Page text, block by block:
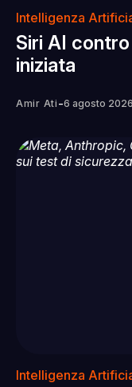
Intelligenza
Siri AI
iniziata
Amir Ati -6 agosto 2026
Intelligenza